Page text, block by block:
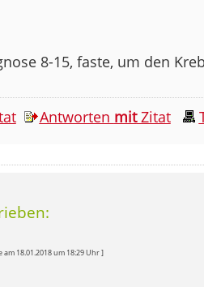
8-15, faste, um den
Antworten mitZitat
18.01.2018 um 18:29 Uhr ]